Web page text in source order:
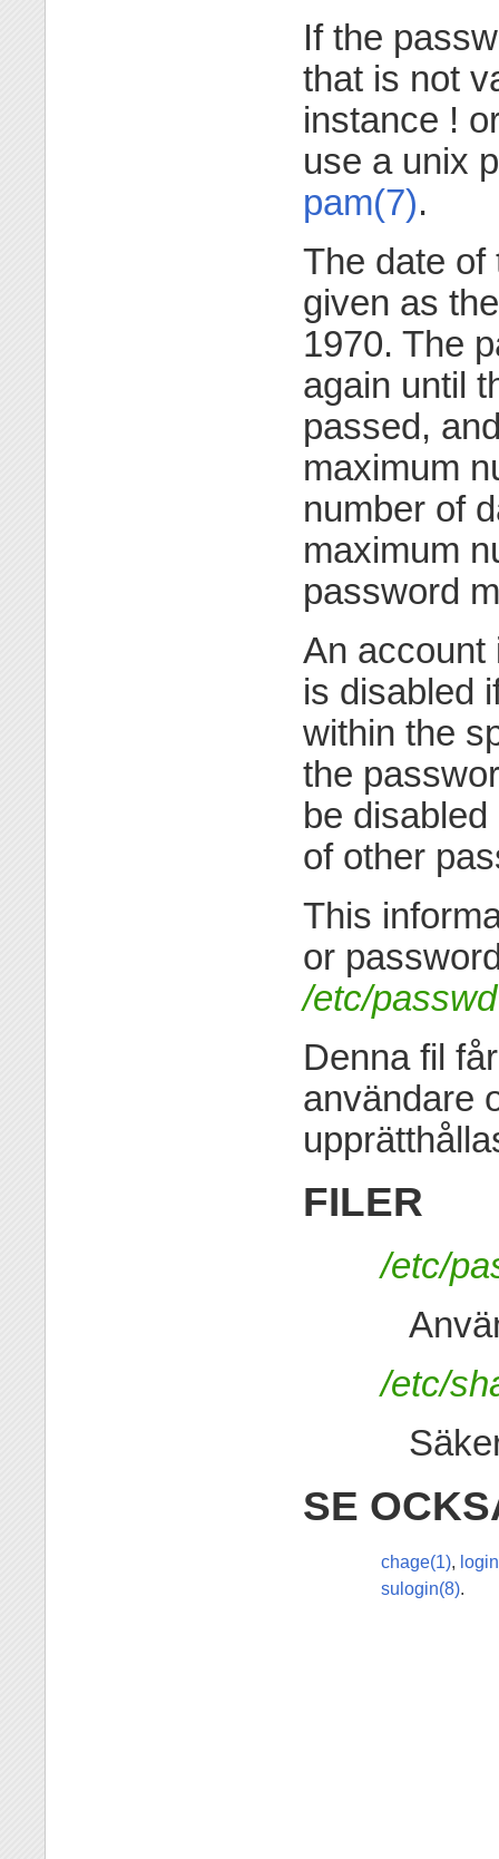
If the
that is not
instance !
use a unix
pam(7).
The date of
given as
1970. The
again until
passed,
maximum
number of
maximum
password
An account
is disabled
within the
the
be
of other
This
or
/etc/passwd
Denna fil
användare
FILER
/etc/
/etc/
SE
chage(1),
sulogin(8).